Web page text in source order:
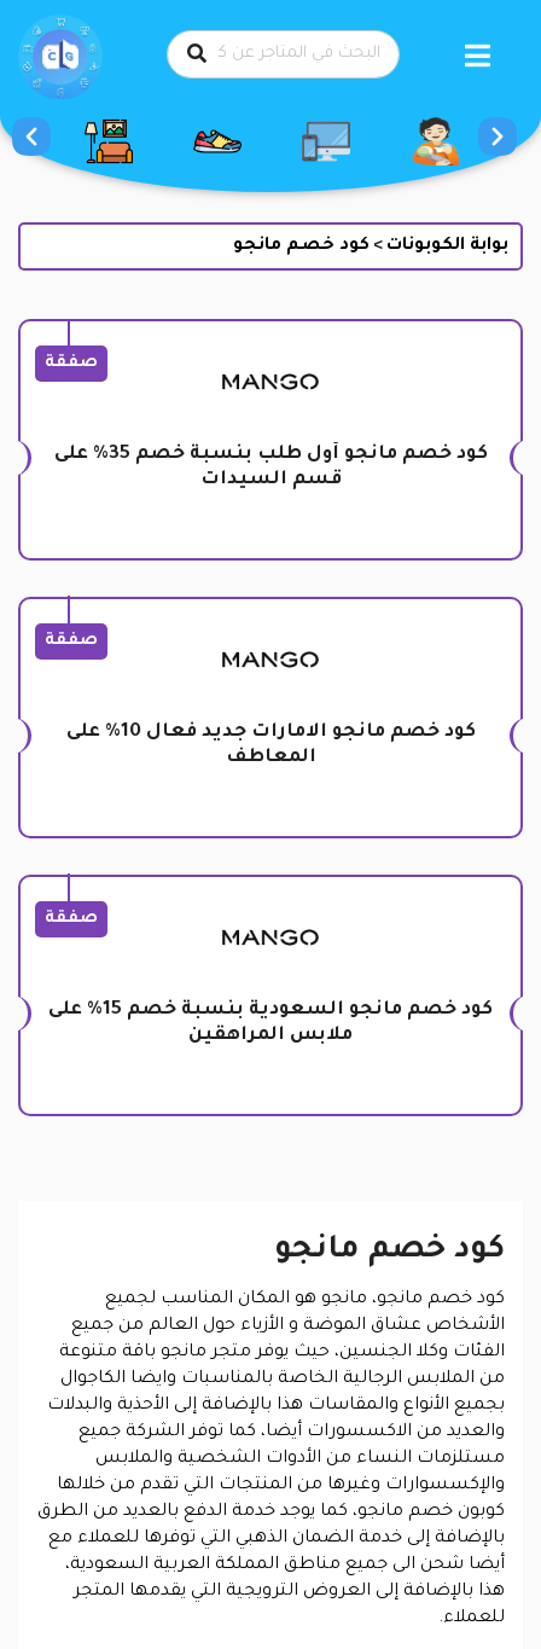
بوابة الكوبونات > كود خصم مانجو
صفقة
كود خصم مانجو أول طلب بنسبة خصم 35% على
قسم السيدات
صفقة
كود خصم مانجو الامارات جديد فعال 10% على
المعاطف
صفقة
كود خصم مانجو السعودية بنسبة خصم 15% على
ملابس المراهقين
كود خصم مانجو
كود خصم مانجو، مانجو هو المكان المناسب لجميع
الأشخاص عشاق الموضة و الأزياء حول العالم من جميع
الفئات وكلا الجنسين، حيث يوفر متجر مانجو باقة متنوعة
من الملابس الرجالية الخاصة بالمناسبات وايضا الكاجوال
بجميع الأنواع والمقاسات هذا بالإضافة إلى الأحذية والبدلات
والعديد من الاكسسورات أيضا، كما توفر الشركة جميع
مستلزمات النساء من الأدوات الشخصية والملابس
والإكسسوارات وغيرها من المنتجات التي تقدم من خلالها
كوبون خصم مانجو، كما يوجد خدمة الدفع بالعديد من الطرق
بالإضافة إلى خدمة الضمان الذهبي التي توفرها للعملاء مع
أيضا شحن الى جميع مناطق المملكة العربية السعودية،
هذا بالإضافة إلى العروض الترويجية التي يقدمها المتجر
للعملاء.